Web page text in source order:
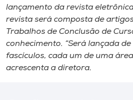
lançamento da revista eletrônica
revista será composta de
Trabalhos de Conclusão de
conhecimento. “Será lançada
fascículos, cada um de uma área
acrescenta a diretora.